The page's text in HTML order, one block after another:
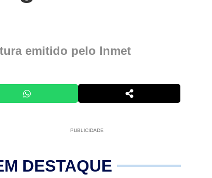
emitido pelo Inmet
PUBLICIDADE
DESTAQUE